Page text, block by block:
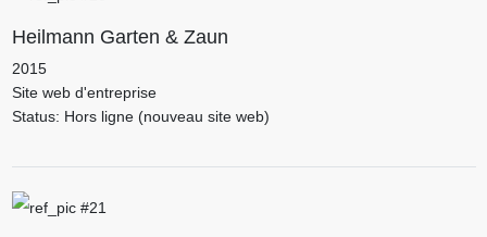
Heilmann Garten & Zaun
2015
Site web d'entreprise
Status: Hors ligne (nouveau site web)